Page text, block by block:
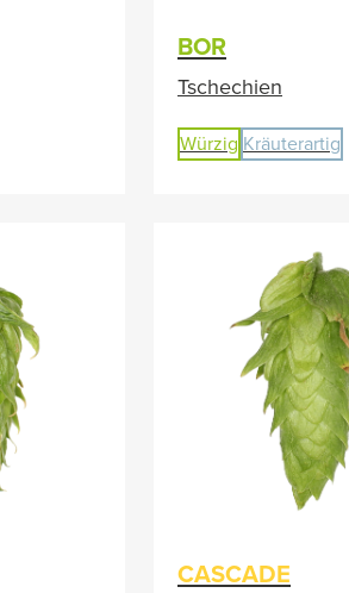
BOR
Tschechien
Würzig Kräuterartig
CASCADE